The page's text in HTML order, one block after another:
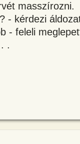
masszírozni.
- kérdezi
- feleli
.